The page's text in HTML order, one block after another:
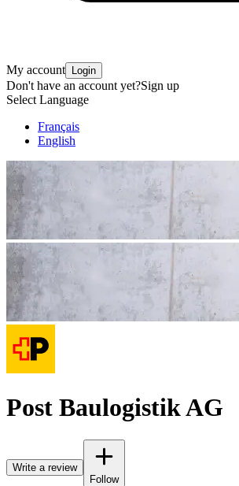
My account Login
Don't have an account yet?Sign up
Select Language
Français
English
Post Baulogistik AG
Write a review
Follow